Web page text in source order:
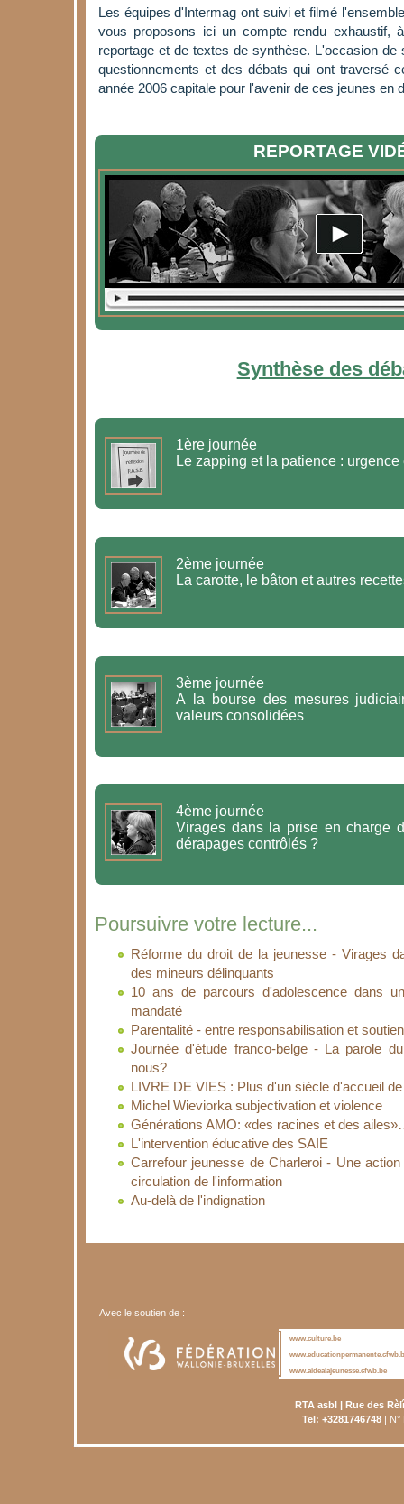
Les équipes d'Intermag ont suivi et filmé
vous proposons ici un compte rendu exhaustif,
reportage et de textes de synthèse. L'occasion de
questionnements et des débats qui ont traversé
année 2006 capitale pour l'avenir de ces jeunes en
REPORTAGE
Synthèse des
1ère journée
2ème journée
La carotte, le bâton et autres
3ème journée
A la bourse des mesures
valeurs consolidées
4ème journée
Virages dans la prise en charge des
dérapages contrôlés ?
Poursuivre votre lecture...
Réforme du droit de la jeunesse - Virages
des mineurs délinquants
10 ans de parcours d'adolescence dans
mandaté
Parentalité - entre responsabilisation et soutien
Journée d'étude franco-belge - La parole
nous?
LIVRE DE VIES : Plus d'un siècle d'accueil
Michel Wieviorka subjectivation et violence
Générations AMO: «des racines et des
L'intervention éducative des SAIE
Carrefour jeunesse de Charleroi - Une
circulation de l'information
Au-delà de l'indignation
Avec le soutien de :
www.culture.be
www.aidealajeunesse.cfwb.be
RTA asbl | Rue des
Tel: +3281746748| N°